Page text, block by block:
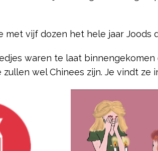
met vijf dozen het hele jaar Joods
waren te laat binnengekomen
wel Chinees zijn. Je vindt ze